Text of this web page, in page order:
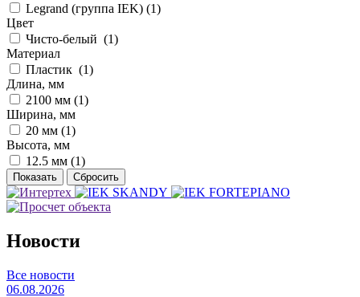
Legrand (группа IEK) (1)
Цвет
Чисто-белый (1)
Материал
Пластик (1)
Длина, мм
2100 мм (1)
Ширина, мм
20 мм (1)
Высота, мм
12.5 мм (1)
Новости
Все новости
06.08.2026